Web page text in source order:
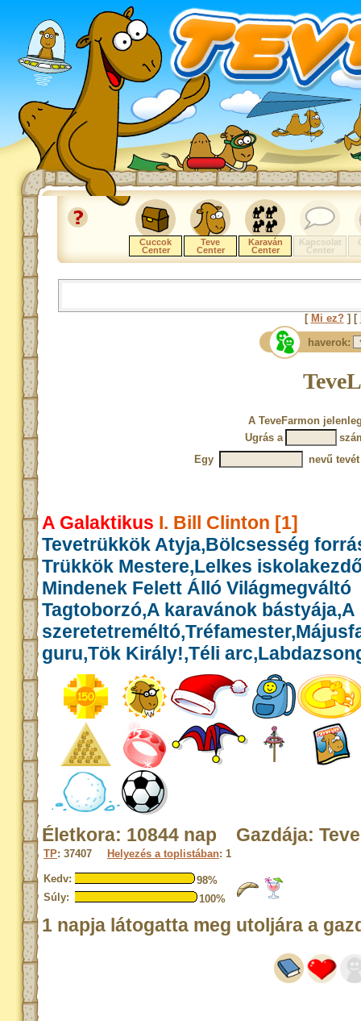
Cuccok
Center
Teve
Center
Karaván
Center
Kapcsolat
Center
[ Mi ez?] [
haverok:
A TeveFarmon
Ugrás a
Egy
nevű
A Galaktikus I. Bill Clinton [1]
Tevetrükkök Atyja,Bölcsesség
Trükkök Mestere,Lelkes
Mindenek Felett Álló Világmegváltó
Tagtoborzó,A karavánok bástyája,A
guru,Tök Király!,Téli
Életkora: 10844 nap Gazdája:
TP: 37407 Helyezés a toplistában: 1
Kedv:
98%
Súly:
100%
1 napja látogatta meg utoljára a